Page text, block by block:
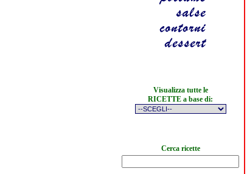
Visualizza tutte le
RICETTE a base di:
Cerca ricette